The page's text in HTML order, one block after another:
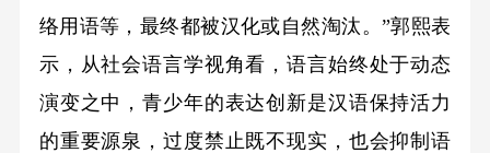
络用语等，最终都被汉化或自然淘汰。”郭熙表
示，从社会语言学视角看，语言始终处于动态
演变之中，青少年的表达创新是汉语保持活力
的重要源泉，过度禁止既不现实，也会抑制语